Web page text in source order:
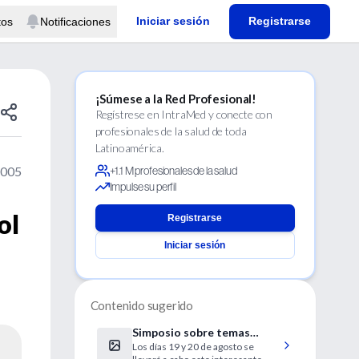
Notificaciones Iniciar sesión Registrarse
¡Súmese a la Red Profesional!
Regístrese en IntraMed y conecte con
profesionales de la salud de toda
Latinoamérica.
+1.1 M profesionales de la salud
Impulse su perfil
Registrarse
Iniciar sesión
Contenido sugerido
Simposio sobre temas
Infecciosos en Gineco-
Los días 19 y 20 de agosto se